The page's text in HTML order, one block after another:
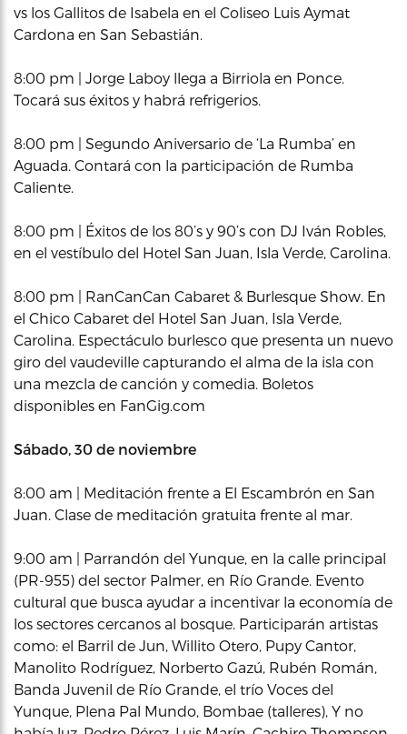
vs los Gallitos de Isabela en el Coliseo Luis Aymat
Cardona en San Sebastián.
8:00 pm | Jorge Laboy llega a Birriola en Ponce.
Tocará sus éxitos y habrá refrigerios.
8:00 pm | Segundo Aniversario de ‘La Rumba’ en
Aguada. Contará con la participación de Rumba
Caliente.
8:00 pm | Éxitos de los 80’s y 90’s con DJ Iván Robles,
en el vestíbulo del Hotel San Juan, Isla Verde, Carolina.
8:00 pm | RanCanCan Cabaret & Burlesque Show. En
el Chico Cabaret del Hotel San Juan, Isla Verde,
Carolina. Espectáculo burlesco que presenta un nuevo
giro del vaudeville capturando el alma de la isla con
una mezcla de canción y comedia. Boletos
disponibles en FanGig.com
Sábado, 30 de noviembre
8:00 am | Meditación frente a El Escambrón en San
Juan. Clase de meditación gratuita frente al mar.
9:00 am | Parrandón del Yunque, en la calle principal
(PR-955) del sector Palmer, en Río Grande. Evento
cultural que busca ayudar a incentivar la economía de
los sectores cercanos al bosque. Participarán artistas
como: el Barril de Jun, Willito Otero, Pupy Cantor,
Manolito Rodríguez, Norberto Gazú, Rubén Román,
Banda Juvenil de Río Grande, el trío Voces del
Yunque, Plena Pal Mundo, Bombae (talleres), Y no